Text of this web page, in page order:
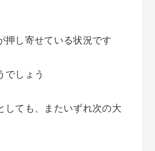
押し寄せている状況です
でしょう
しても、またいずれ次の大